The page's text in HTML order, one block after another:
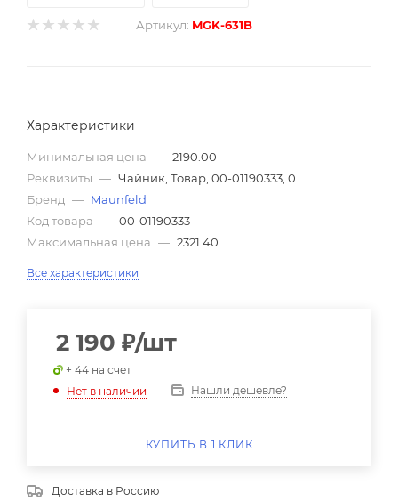
Артикул: MGK-631B
Характеристики
Минимальная цена — 2190.00
Реквизиты — Чайник, Товар, 00-01190333, 0
Бренд — Maunfeld
Код товара — 00-01190333
Максимальная цена — 2321.40
Все характеристики
2 190 ₽/шт
+ 44 на счет
Нет в наличии
Нашли дешевле?
КУПИТЬ В 1 КЛИК
Доставка в Россию